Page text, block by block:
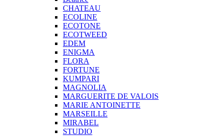
CHATEAU
ECOLINE
ECOTONE
ECOTWEED
EDEM
ENIGMA
FLORA
FORTUNE
KUMPARI
MAGNOLIA
MARGUERITE DE VALOIS
MARIE ANTOINETTE
MARSEILLE
MIRABEL
STUDIO